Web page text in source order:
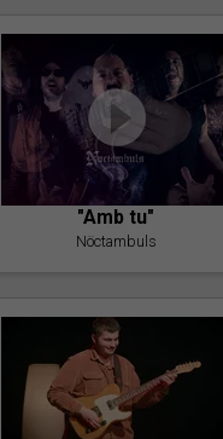
"Amb tu"
Nöctambuls